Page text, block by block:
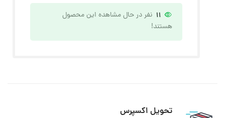
11 نفر در حال مشاهده این محصول
هستند!
تحویل اکسپرس